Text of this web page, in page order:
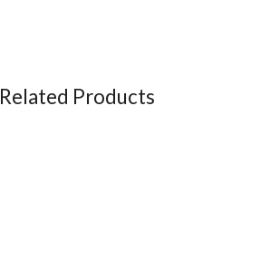
Related Products